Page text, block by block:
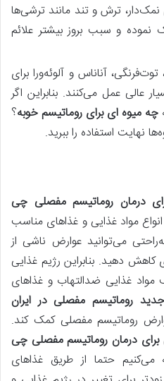
ترش و تند مانند ترشی‌ها
و سبب بروز بیشتر علائم
آناناس و آلوئه‌ورا برای
عالی عمل می‌کنند. بنابراین اگر
چه میوه ای برای روماتیسم خوبه؟
نهایت استفاده را ببرید.
درمان روماتیسم مفصلی چی
مواد غذایی و غذاهای مناسب
می‌توانید عوارض ناشی از
دهید. بنابراین رژیم غذایی
مواد غذایی ضدالتهاب و غذاهای
روماتیسم مفصلی در ایران
روماتیسم مفصلی کمک کند.
برای درمان روماتیسم مفصلی چی
حتما از طریق غذاهای